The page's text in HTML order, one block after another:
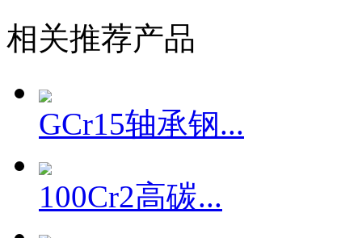
相关推荐产品
GCr15轴承钢...
100Cr2高碳...